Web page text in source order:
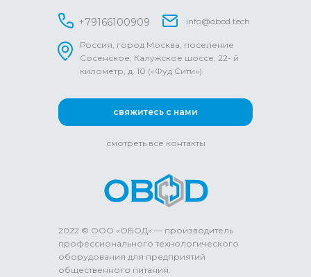
2022 © ООО «ОБОД» — производитель
профессионального технологического
оборудования для предприятий
общественного питания.
свяжитесь с нами
смотреть все контакты
info@obod.tech
Россия, город Москва, поселение
Сосенское, Калужское шоссе, 22- й
километр, д. 10 («Фуд Сити»)
+79166100909